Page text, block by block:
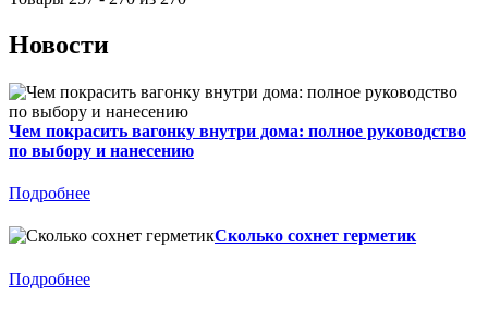
Новости
Чем покрасить вагонку внутри дома: полное руководство
по выбору и нанесению
Подробнее
Сколько сохнет герметик
Подробнее